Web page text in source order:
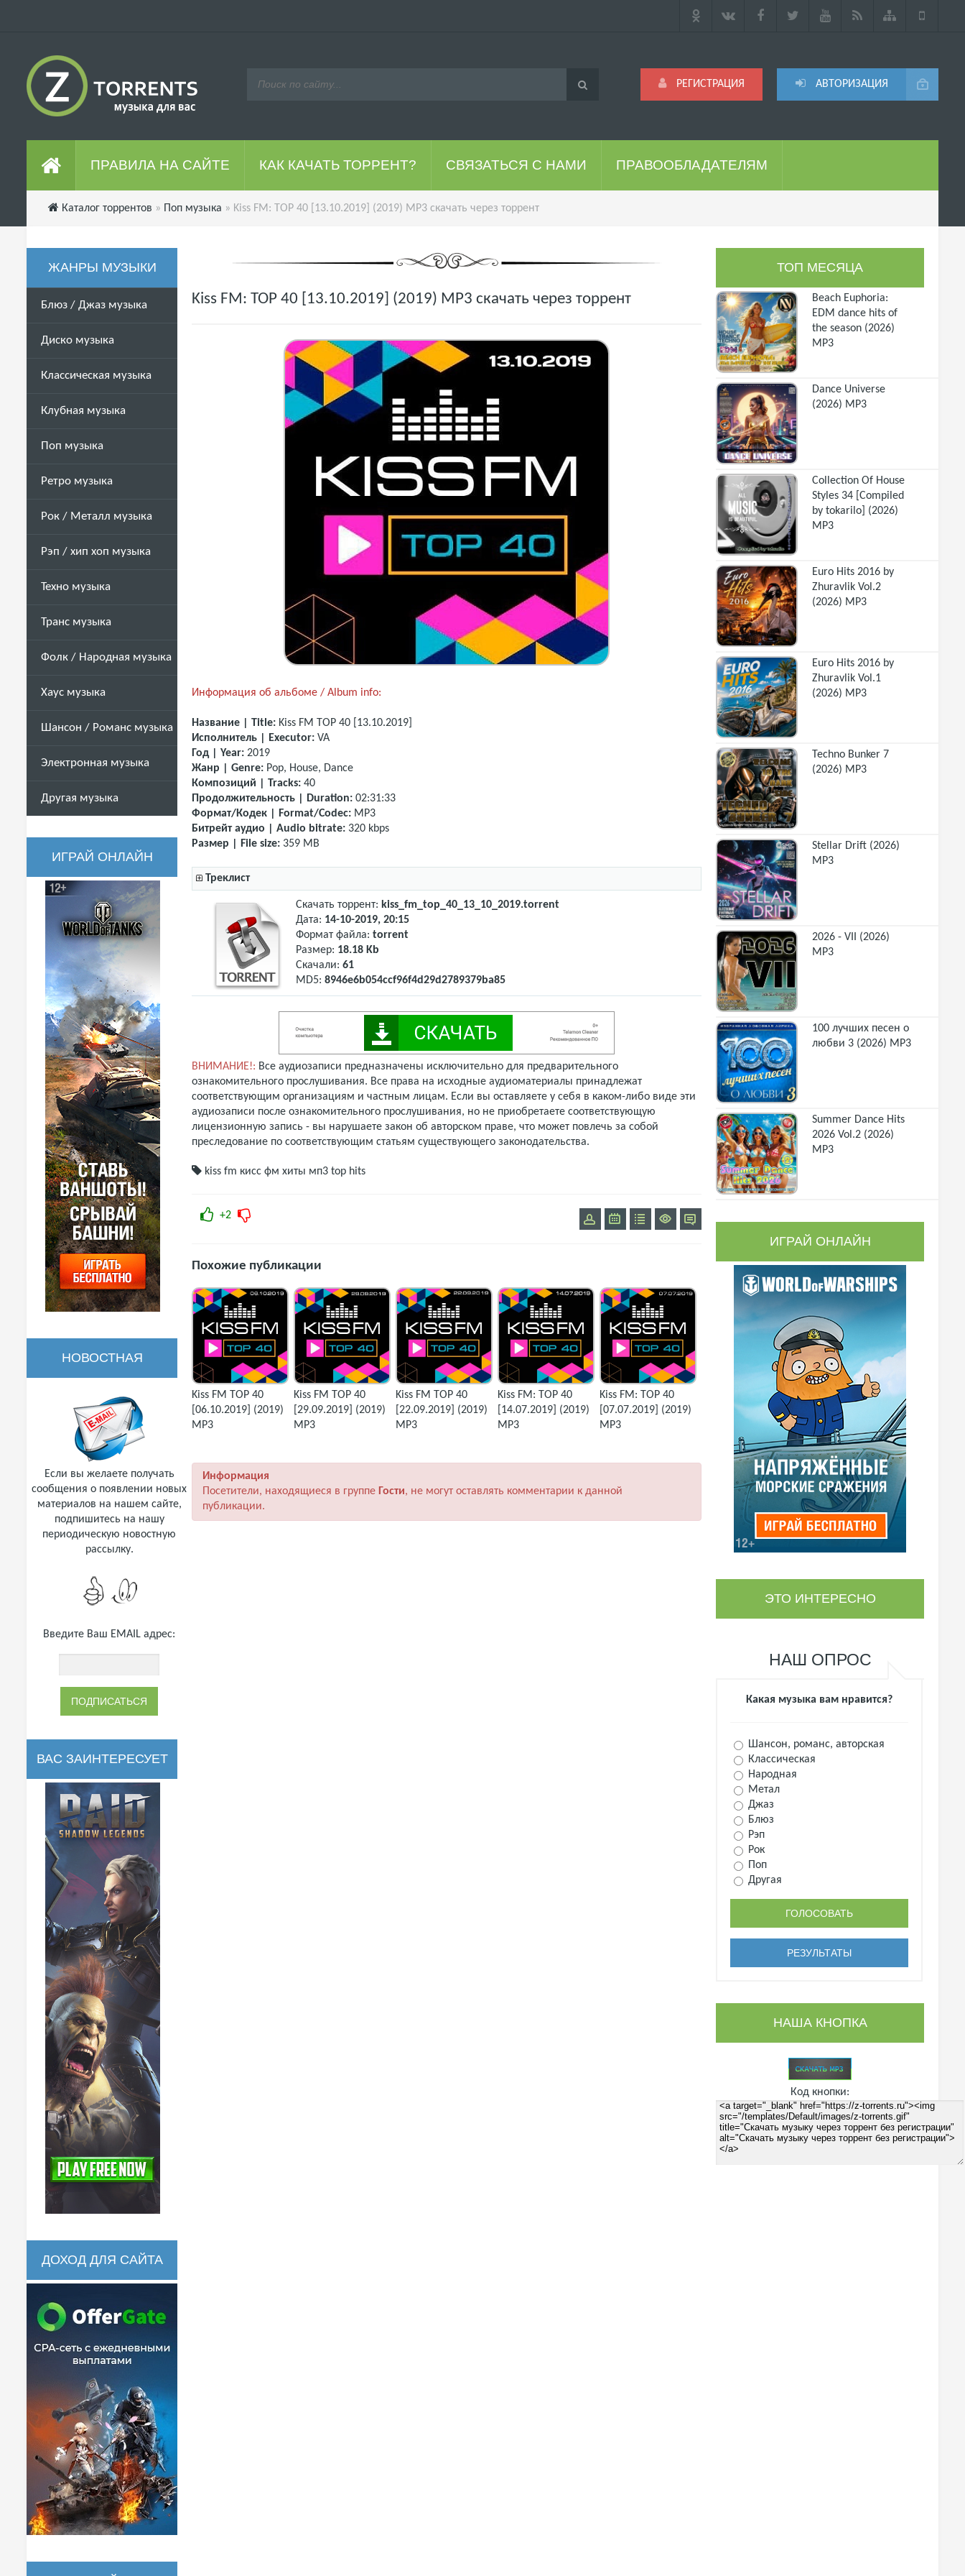
АВТОРИЗАЦИЯ
РЕГИСТРАЦИЯ
ПРАВИЛА НА САЙТЕ КАК КАЧАТЬ ТОРРЕНТ? СВЯЗАТЬСЯ С НАМИ ПРАВООБЛАДАТЕЛЯМ
Каталог торрентов » Поп музыка » Kiss FM: TOP 40 [13.10.2019] (2019) MP3 скачать через торрент
ЖАНРЫ МУЗЫКИ
Блюз / Джаз музыка
Диско музыка
Классическая музыка
Клубная музыка
Поп музыка
Ретро музыка
Рок / Металл музыка
Рэп / хип хоп музыка
Техно музыка
Транс музыка
Фолк / Народная музыка
Хаус музыка
Шансон / Романс музыка
Электронная музыка
Другая музыка
ИГРАЙ ОНЛАЙН
НОВОСТНАЯ
РАССЫЛКА
Если вы желаете получать
сообщения о появлении новых
материалов на нашем сайте,
подпишитесь на нашу
периодическую новостную
рассылку.
Введите Ваш EMAIL адрес:
ВАС ЗАИНТЕРЕСУЕТ
ДОХОД ДЛЯ САЙТА
Kiss FM: TOP 40 [13.10.2019] (2019) MP3 скачать через торрент
Информация об альбоме / Album info:
Название | Title: Kiss FM TOP 40 [13.10.2019]
Исполнитель | Executor: VA
Год | Year: 2019
Жанр | Genre: Pop, House, Dance
Композиций | Tracks: 40
Продолжительность | Duration: 02:31:33
Формат/Кодек | Format/Codec: MP3
Битрейт аудио | Audio bitrate: 320 kbps
Размер | File size: 359 MB
Треклист
Скачать торрент: kiss_fm_top_40_13_10_2019.torrent
Дата: 14-10-2019, 20:15
Формат файла: torrent
Размер: 18.18 Kb
Скачали: 61
MD5: 8946e6b054ccf96f4d29d2789379ba85
ВНИМАНИЕ!: Все аудиозаписи предназначены исключительно для предварительного
ознакомительного прослушивания. Все права на исходные аудиоматериалы принадлежат
соответствующим организациям и частным лицам. Если вы оставляете у себя в каком-либо виде эти
аудиозаписи после ознакомительного прослушивания, но не приобретаете соответствующую
лицензионную запись - вы нарушаете закон об авторском праве, что может повлечь за собой
преследование по соответствующим статьям существующего законодательства.
kiss fm кисс фм хиты мп3 top hits
+2
Похожие публикации
Kiss FM TOP 40
[06.10.2019] (2019)
MP3
Kiss FM TOP 40
[29.09.2019] (2019)
MP3
Kiss FM TOP 40
[22.09.2019] (2019)
MP3
Kiss FM: TOP 40
[14.07.2019] (2019)
MP3
Kiss FM: TOP 40
[07.07.2019] (2019)
MP3
Информация
Посетители, находящиеся в группе Гости, не могут оставлять комментарии к данной
публикации.
ТОП МЕСЯЦА
Beach Euphoria:
EDM dance hits of
the season (2026)
MP3
Dance Universe
(2026) MP3
Collection Of House
Styles 34 [Compiled
by tokarilo] (2026)
MP3
Euro Hits 2016 by
Zhuravlik Vol.2
(2026) MP3
Euro Hits 2016 by
Zhuravlik Vol.1
(2026) MP3
Techno Bunker 7
(2026) MP3
Stellar Drift (2026)
MP3
2026 - VII (2026)
MP3
100 лучших песен о
любви 3 (2026) MP3
Summer Dance Hits
2026 Vol.2 (2026)
MP3
ИГРАЙ ОНЛАЙН
ЭТО ИНТЕРЕСНО
НАШ ОПРОС
Какая музыка вам нравится?
Шансон, романс, авторская
Классическая
Народная
Метал
Джаз
Блюз
Рэп
Рок
Поп
Другая
НАША КНОПКА
Код кнопки: